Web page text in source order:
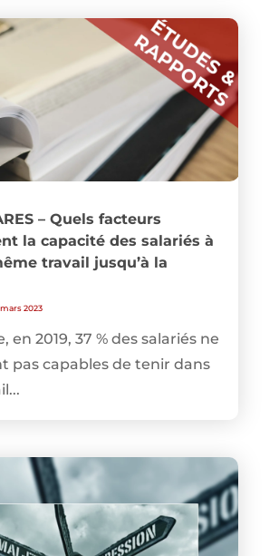
– Quels facteurs
la capacité des salariés à
travail jusqu’à la
2023
en 2019, 37 % des salariés ne
pas capables de tenir dans